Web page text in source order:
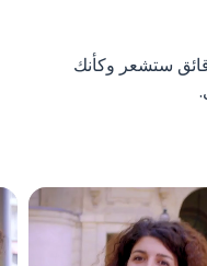
في هذا الدرس الآن وبعد 5 دقائق ستشعر وكأنك